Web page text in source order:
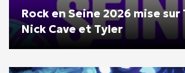
Rock en Seine 2026 mise sur
Nick Cave et Tyler